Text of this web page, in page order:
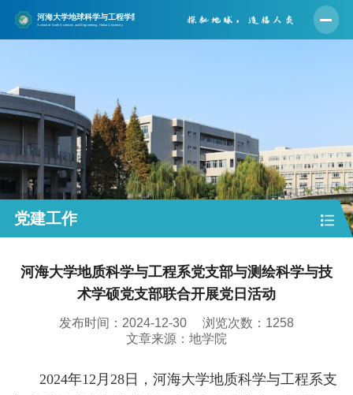
学院概况
师资队伍
人才培养
学科建设
科学研究
学生工作
党建工作
河海大学地质科学与工程系党支部与测绘科学与技
术学硕党支部联合开展党日活动
发布时间：2024-12-30 浏览次数： 1258
文章来源：地学院
2024年12 月 28日，河海大学地质科学与工程系支